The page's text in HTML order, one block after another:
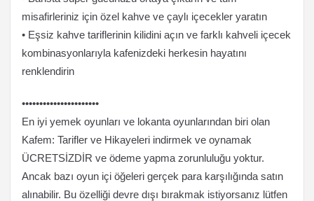
misafirleriniz için özel kahve ve çaylı içecekler yaratın
• Eşsiz kahve tariflerinin kilidini açın ve farklı kahveli içecek
kombinasyonlarıyla kafenizdeki herkesin hayatını
renklendirin
••••••••••••••••••••••
En iyi yemek oyunları ve lokanta oyunlarından biri olan
Kafem: Tarifler ve Hikayeleri indirmek ve oynamak
ÜCRETSİZDİR ve ödeme yapma zorunluluğu yoktur.
Ancak bazı oyun içi öğeleri gerçek para karşılığında satın
alınabilir. Bu özelliği devre dışı bırakmak istiyorsanız lütfen